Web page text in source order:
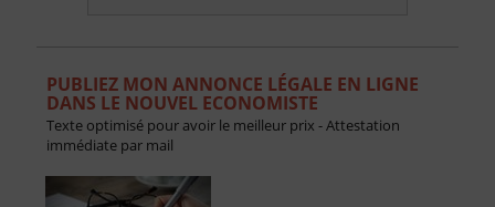
PUBLIEZ MON ANNONCE LÉGALE EN LIGNE
DANS LE NOUVEL ECONOMISTE
Texte optimisé pour avoir le meilleur prix - Attestation
immédiate par mail